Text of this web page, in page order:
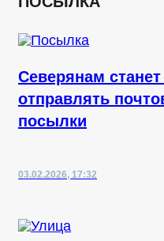
Северянам станет
отправлять
посылки
03.02.2026, 17:32